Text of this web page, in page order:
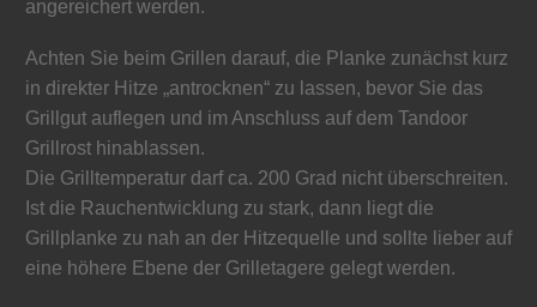
angereichert werden.
Achten Sie beim Grillen darauf, die Planke zunächst kurz
in direkter Hitze „antrocknen“ zu lassen, bevor Sie das
Grillgut auflegen und im Anschluss auf dem Tandoor
Grillrost hinablassen.
Die Grilltemperatur darf ca. 200 Grad nicht überschreiten.
Ist die Rauchentwicklung zu stark, dann liegt die
Grillplanke zu nah an der Hitzequelle und sollte lieber auf
eine höhere Ebene der Grilletagere gelegt werden.